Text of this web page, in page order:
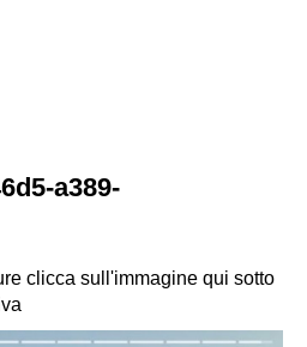
a389-
clicca sull'immagine qui sotto